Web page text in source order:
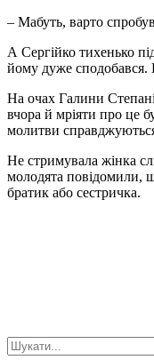
– Мабуть, варто
А Сергійко тихенько
йому дуже сподобався.
На очах Галини
вчора й мріяти про це
молитви
Не стримувала жінка
молодята повідомили,
братик або сестричка.
Шукати...